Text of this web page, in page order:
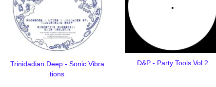
Trinidadian Deep - Sonic Vibra
tions
D&P - Party Tools Vol.2